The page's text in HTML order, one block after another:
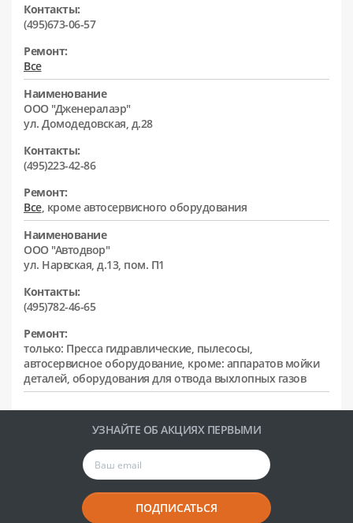
Контакты:
(495)673-06-57
Ремонт:
Все
Наименование
ООО "Дженералаэр"
ул. Домодедовская, д.28
Контакты:
(495)223-42-86
Ремонт:
Все, кроме автосервисного оборудования
Наименование
ООО "Автодвор"
ул. Нарвская, д.13, пом. П1
Контакты:
(495)782-46-65
Ремонт:
только: Пресса гидравлические, пылесосы,
автосервисное оборудование, кроме: аппаратов мойки
деталей, оборудования для отвода выхлопных газов
УЗНАЙТЕ ОБ АКЦИЯХ ПЕРВЫМИ
ПОДПИСАТЬСЯ